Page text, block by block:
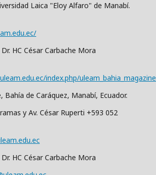
Laica "Eloy Alfaro" de Manabí.
HC César Carbache Mora
index.php/
Bahía de Caráquez, Manabí, Ecuador.
y Av. César Ruperti +593 052
HC César Carbache Mora